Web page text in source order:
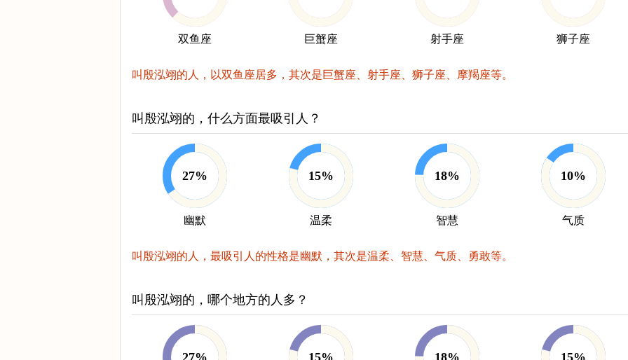
双鱼座 巨蟹座 射手座 狮子座
叫殷泓翊的人，以双鱼座居多，其次是巨蟹座、射手座、狮子座、摩羯座等。
叫殷泓翊的，什么方面最吸引人？
27%
幽默
15%
温柔
18%
智慧
10%
气质
叫殷泓翊的人，最吸引人的性格是幽默，其次是温柔、智慧、气质、勇敢等。
叫殷泓翊的，哪个地方的人多？
27% 15% 18% 15%